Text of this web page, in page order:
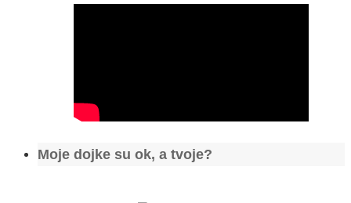
Moje dojke su ok, a tvoje?